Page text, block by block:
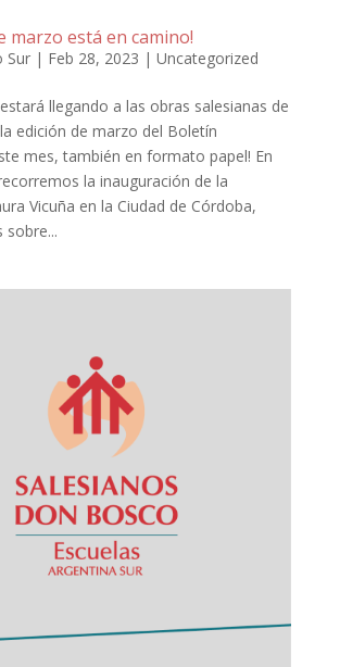
marzo está en camino!
Sur| Feb 28, 2023 | Uncategorized
llegando a las obras salesianas de
edición de marzo del Boletín
mes, también en formato papel! En
la inauguración de la
Vicuña en la Ciudad de Córdoba,